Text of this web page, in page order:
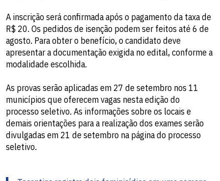
A inscrição será confirmada após o pagamento da taxa de
R$ 20. Os pedidos de isenção podem ser feitos até 6 de
agosto. Para obter o benefício, o candidato deve
apresentar a documentação exigida no edital, conforme a
modalidade escolhida.
As provas serão aplicadas em 27 de setembro nos 11
municípios que oferecem vagas nesta edição do
processo seletivo. As informações sobre os locais e
demais orientações para a realização dos exames serão
divulgadas em 21 de setembro na página do processo
seletivo.